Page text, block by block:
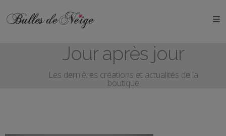
Jour après jour
Les dernières créations et actualités de la
boutique
ÉVÉNEMENTS
Baptêmes